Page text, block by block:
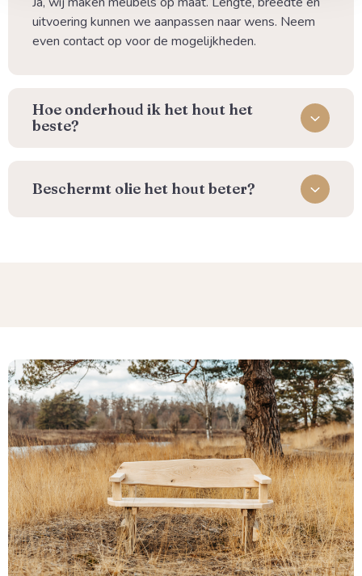
uitvoering kunnen we aanpassen naar wens. Neem
even contact op voor de mogelijkheden.
⁠Hoe onderhoud ik het hout het
beste?
Beschermt olie het hout beter?